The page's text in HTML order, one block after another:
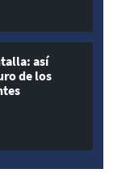
así
de los